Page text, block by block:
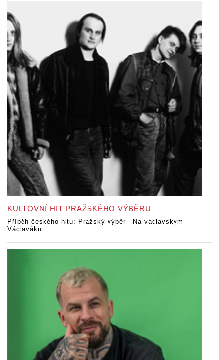
KULTOVNÍ HIT PRAŽSKÉHO VÝBĚRU
Příběh českého hitu: Pražský výběr - Na václavskym
Václaváku